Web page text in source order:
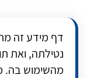
דף מידע זה
נטילתה, ואת
מהשימוש בה.